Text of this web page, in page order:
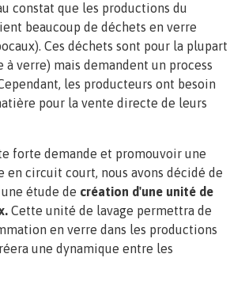
constat que les productions du
beaucoup de déchets en verre
Ces déchets sont pour la plupart
à verre) mais demandent un process
les producteurs ont besoin
pour la vente directe de leurs
forte demande et promouvoir une
en circuit court, nous avons décidé de
étude de création d'une unité de
Cette unité de lavage permettra de
en verre dans les productions
une dynamique entre les